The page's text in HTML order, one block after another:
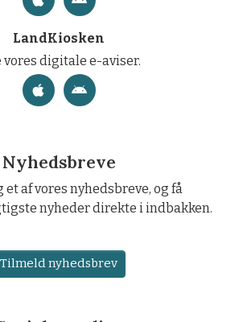
LandKiosken
vores digitale e-aviser.
Nyhedsbreve
af vores nyhedsbreve, og få
nyheder direkte i indbakken.
Tilmeld nyhedsbrev